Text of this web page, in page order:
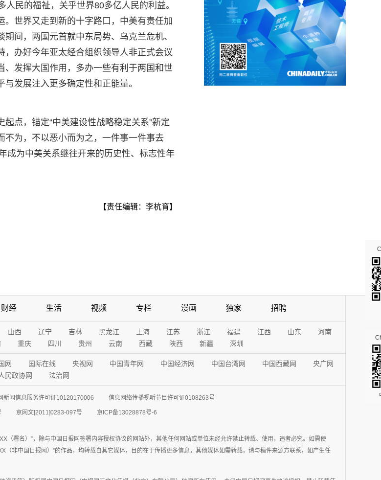
民的福祉，关乎世界80多亿人民的利益。
世界又走到新的十字路口，中美有责任加
间，两国元首就中东局势、乌克兰危机、
办好今年亚太经合组织领导人非正式会议
发挥大国作用，多办一些有利于两国和世
发展注入更多确定性和正能量。
点，锚定“中美建设性战略稳定关系”新定
为，不以恶小而为之，一件事一件事去
成为中美关系继往开来的历史性、标志性年
【责任编辑：李杭育】
财经 生活 视频 专栏 漫画 独家 招聘
山西 辽宁 吉林 黑龙江 上海 江苏 浙江 福建 江西 山东
河南
重庆 四川 贵州 云南 西藏 陕西 新疆 深圳
网 国际在线 央视网 中国青年网 中国经济网 中国台湾网 中国西藏网
央广网
民政协网 法治网
新闻信息服务许可证10120170006 信息网络传播视听节目许可证0108263号
京网文[2011]0283-097号 京ICP备13028878号-6
（署名）”，除与中国日报网签署内容授权协议的网站外，其他任何网站或单位未经允许禁止转载、使用，违者必究。如需使
（非中国日报网）”的作品，均转载自其它媒体，目的在于传播更多信息，其他媒体如需转载，请与稿件来源方联系，如产生任